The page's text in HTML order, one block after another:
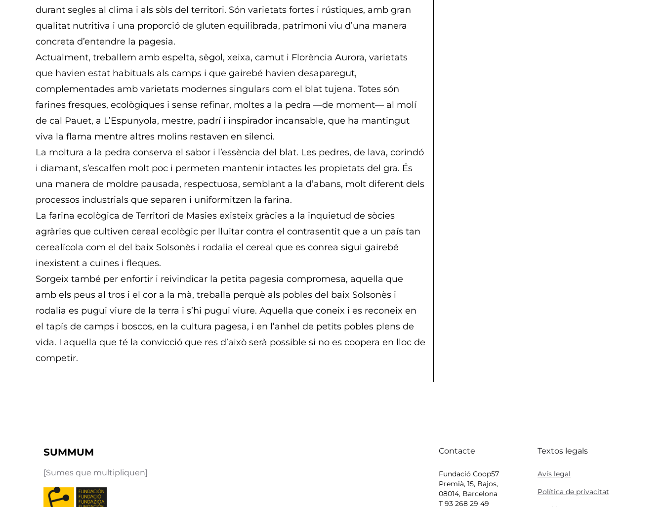
durant segles al clima i als sòls del territori. Són varietats fortes i rústiques, amb gran
qualitat nutritiva i una proporció de gluten equilibrada, patrimoni viu d’una manera
concreta d’entendre la pagesia.
Actualment, treballem amb espelta, sègol, xeixa, camut i Florència Aurora, varietats
que havien estat habituals als camps i que gairebé havien desaparegut,
complementades amb varietats modernes singulars com el blat tujena. Totes són
farines fresques, ecològiques i sense refinar, moltes a la pedra —de moment— al molí
de cal Pauet, a L’Espunyola, mestre, padrí i inspirador incansable, que ha mantingut
viva la flama mentre altres molins restaven en silenci.
La moltura a la pedra conserva el sabor i l’essència del blat. Les pedres, de lava, corindó
i diamant, s’escalfen molt poc i permeten mantenir intactes les propietats del gra. És
una manera de moldre pausada, respectuosa, semblant a la d’abans, molt diferent dels
processos industrials que separen i uniformitzen la farina.
La farina ecològica de Territori de Masies existeix gràcies a la inquietud de sòcies
agràries que cultiven cereal ecològic per lluitar contra el contrasentit que a un país tan
cerealícola com el del baix Solsonès i rodalia el cereal que es conrea sigui gairebé
inexistent a cuines i fleques.
Sorgeix també per enfortir i reivindicar la petita pagesia compromesa, aquella que
amb els peus al tros i el cor a la mà, treballa perquè als pobles del baix Solsonès i
rodalia es pugui viure de la terra i s’hi pugui viure. Aquella que coneix i es reconeix en
el tapís de camps i boscos, en la cultura pagesa, i en l’anhel de petits pobles plens de
vida. I aquella que té la convicció que res d’això serà possible si no es coopera en lloc de
competir.
SUMMUM
[Sumes que multipliquen]
Contacte
Fundació Coop57
Premià, 15, Bajos,
08014, Barcelona
T 93 268 29 49
Textos legals
Avís legal
Política de privacitat